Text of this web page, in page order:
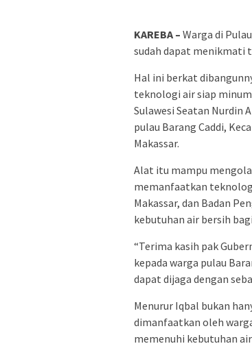
KAREBA – Warga di
sudah dapat menikmati
Hal ini berkat
teknologi air siap
Sulawesi Seatan Nurdin
pulau Barang Caddi,
Makassar.
Alat itu mampu
memanfaatkan
Makassar, dan Badan
kebutuhan air bersih
“Terima kasih pak
kepada warga pulau
dapat dijaga dengan
Menurur Iqbal bukan
dimanfaatkan oleh
memenuhi kebutuhan